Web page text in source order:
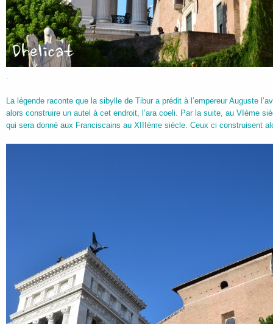
.
La légende raconte que la sibylle de Tibur a prédit à l’empereur Auguste
alors construire un autel à cet endroit, l’ara coeli. Par la suite, au VIème
qui sera donné aux Franciscains au XIIIème siècle. Ceux ci construisent